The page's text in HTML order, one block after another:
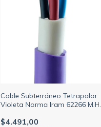
Cable Subterráneo Tetrapolar
Violeta Norma Iram 62266 M.H.
$4.491,00